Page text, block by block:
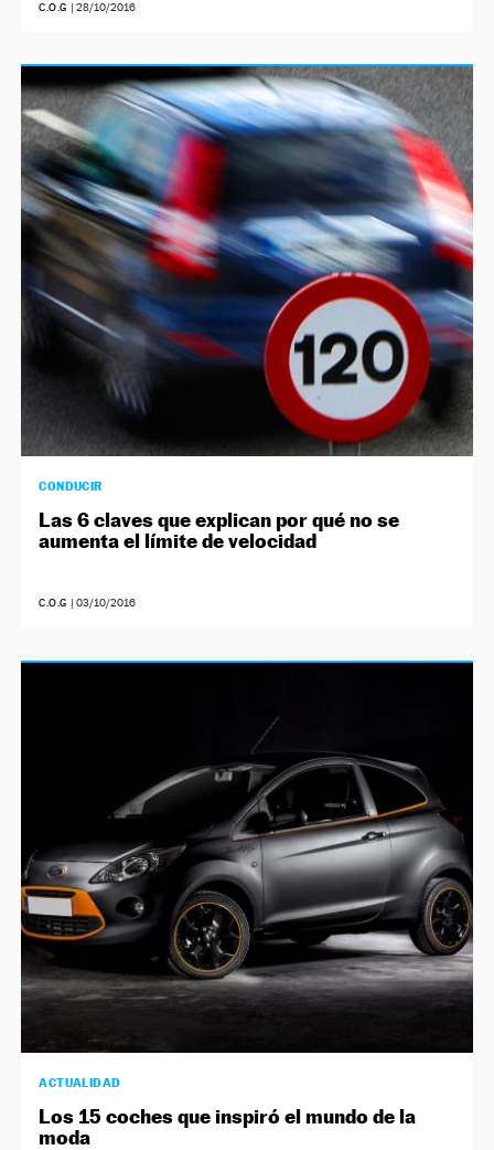
C.O.G | 28/10/2016
CONDUCIR
Las 6 claves que explican por qué no se
aumenta el límite de velocidad
C.O.G | 03/10/2016
ACTUALIDAD
Los 15 coches que inspiró el mundo de la
moda